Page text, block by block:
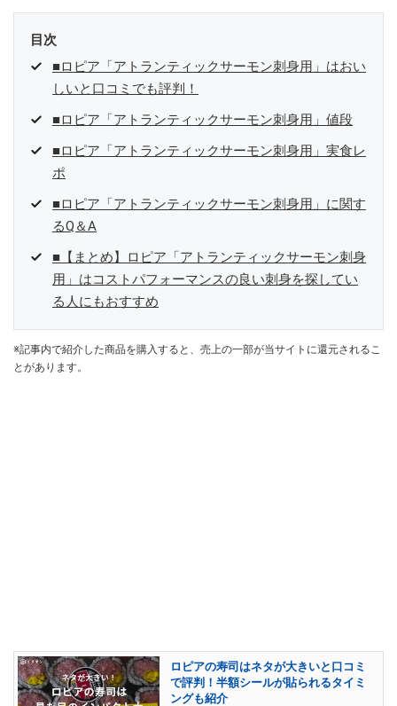
目次
■ロピア「アトランティックサーモン刺身用」はおい
しいと口コミでも評判！
■ロピア「アトランティックサーモン刺身用」値段
■ロピア「アトランティックサーモン刺身用」実食レ
ポ
■ロピア「アトランティックサーモン刺身用」に関す
るQ＆A
■【まとめ】ロピア「アトランティックサーモン刺身
用」はコストパフォーマンスの良い刺身を探してい
る人にもおすすめ
※記事内で紹介した商品を購入すると、売上の一部が当サイトに還元されるこ
とがあります。
ロピアの寿司はネタが大きいと口コミ
で評判！半額シールが貼られるタイミ
ングも紹介